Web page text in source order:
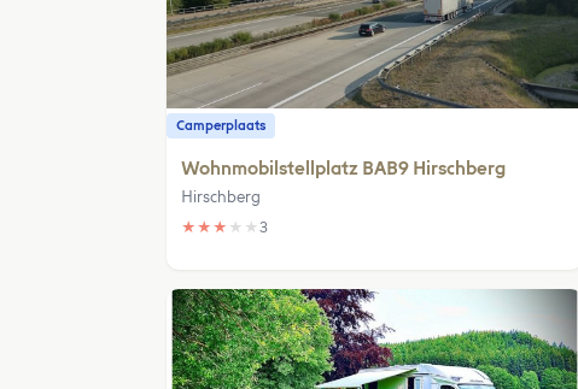
Camperplaats
Wohnmobilstellplatz BAB9 Hirschberg
Hirschberg
★ ★ ★ ★ ★ 3